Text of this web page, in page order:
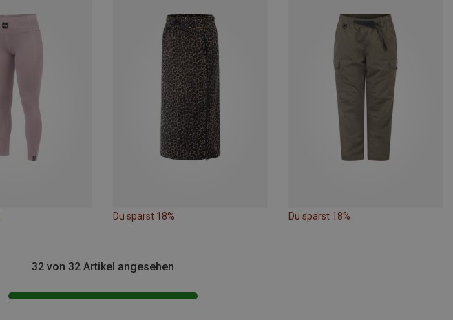
Du sparst 18% Du sparst 18%
32 von 32 Artikel angesehen